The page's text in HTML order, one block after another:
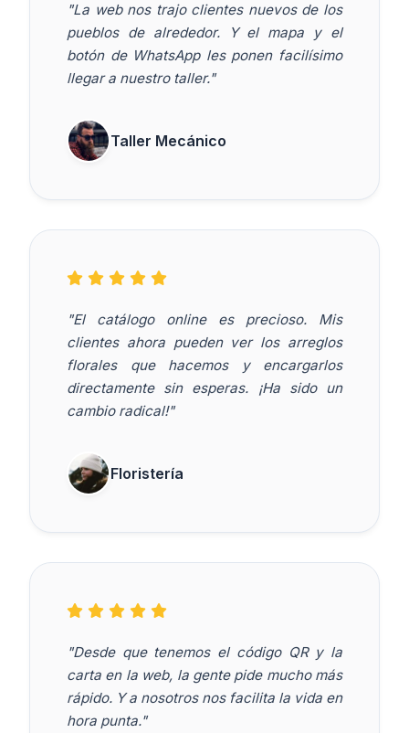
"La web nos trajo clientes nuevos de los
pueblos de alrededor. Y el mapa y el
botón de WhatsApp les ponen facilísimo
llegar a nuestro taller."
Taller Mecánico
"El catálogo online es precioso. Mis
clientes ahora pueden ver los arreglos
florales que hacemos y encargarlos
directamente sin esperas. ¡Ha sido un
cambio radical!"
Floristería
"Desde que tenemos el código QR y la
carta en la web, la gente pide mucho más
rápido. Y a nosotros nos facilita la vida en
hora punta."